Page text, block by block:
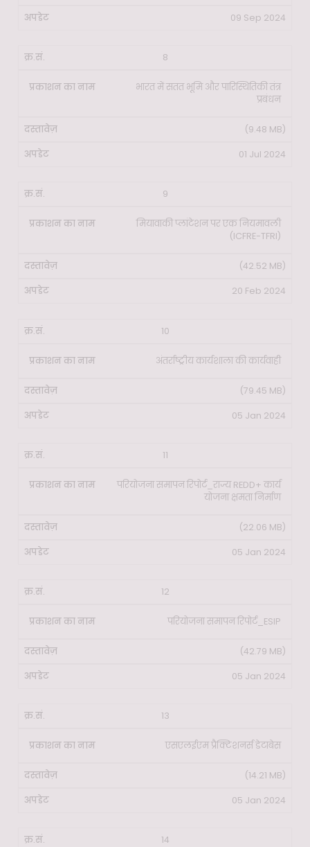
09 Sep 2024
8
भारत में सतत भूमि और पारिस्थितिकी तंत्र
प्रबंधन
(9.48 MB)
01 Jul 2024
9
मियावाकी प्लांटेशन पर एक नियमावली
(ICFRE-TFRI)
(42.52 MB)
20 Feb 2024
10
अंतर्राष्ट्रीय कार्यशाला की कार्यवाही
(79.45 MB)
05 Jan 2024
11
परियोजना समापन रिपोर्ट_राज्य REDD+ कार्य
योजना क्षमता निर्माण
(22.06 MB)
05 Jan 2024
12
परियोजना समापन रिपोर्ट_ESIP
(42.79 MB)
05 Jan 2024
13
एसएलईएम प्रैक्टिशनर्स डेटाबेस
(14.21 MB)
05 Jan 2024
14